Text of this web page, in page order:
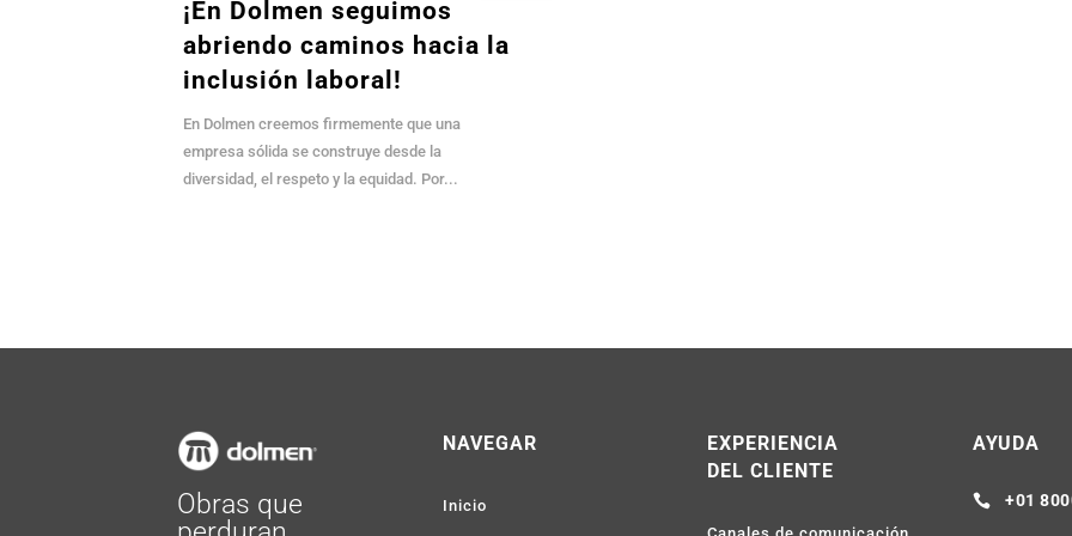
¡En Dolmen seguimos
abriendo caminos hacia la
inclusión laboral!
En Dolmen creemos firmemente que una
empresa sólida se construye desde la
diversidad, el respeto y la equidad. Por...
Obras que
NAVEGAR
Inicio
EXPERIENCIA
DEL CLIENTE
AYUDA
 +01